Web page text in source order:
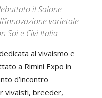
il Salone
varietale
Soi e Civi Italia
al vivaismo e
a Rimini Expo in
d’incontro
vivaisti, breeder,